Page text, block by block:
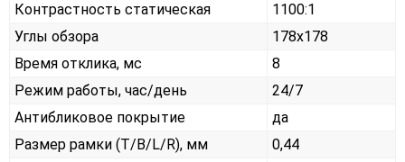
Контрастность статическая
1100:1
Углы обзора
178x178
Время отклика, мс
8
Режим работы, час/день
24/7
Антибликовое покрытие
да
Размер рамки (T/B/L/R), мм
0,44